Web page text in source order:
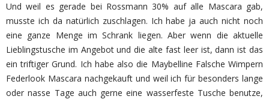
Und weil es gerade bei Rossmann 30% auf alle Mascara gab,
musste ich da natürlich zuschlagen. Ich habe ja auch nicht noch
eine ganze Menge im Schrank liegen. Aber wenn die aktuelle
Lieblingstusche im Angebot und die alte fast leer ist, dann ist das
ein triftiger Grund. Ich habe also die Maybelline Falsche Wimpern
Federlook Mascara nachgekauft und weil ich für besonders lange
oder nasse Tage auch gerne eine wasserfeste Tusche benutze,